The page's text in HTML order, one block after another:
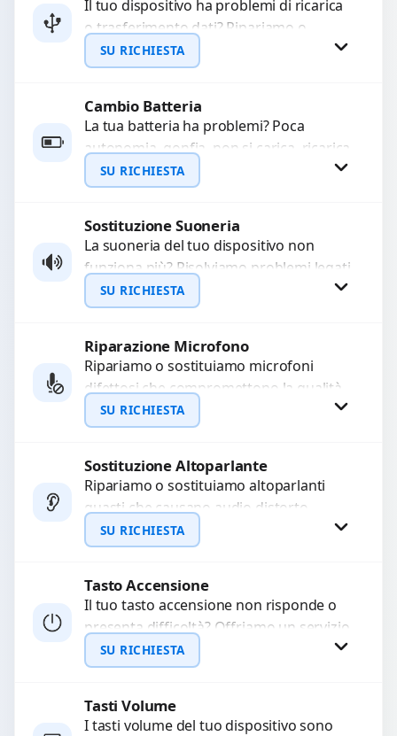
WhatsApp
Il tuo dispositivo ha problemi di ricarica
o trasferimento dati? Ripariamo o
sostituiamo connettori di ricarica guasti,
rotti, allentati, danneggiati,...
SU RICHIESTA
Richiedi Preventivo
WhatsApp
Cambio Batteria
La tua batteria ha problemi? Poca
autonomia, gonfia, non si carica, ricarica
lenta o cicli di ricarica esauriti?
Sostituiamo la...
SU RICHIESTA
Richiedi Preventivo
WhatsApp
Sostituzione Suoneria
La suoneria del tuo dispositivo non
funziona più? Risolviamo problemi legati
a moduli audio difettosi con interventi
precisi e componenti...
SU RICHIESTA
Richiedi Preventivo
WhatsApp
Riparazione Microfono
Ripariamo o sostituiamo microfoni
difettosi che compromettono la qualità
audio delle registrazioni o delle
chiamate. Diagnosi accurata e ricambi
SU RICHIESTA
Richiedi Preventivo
WhatsApp
Sostituzione Altoparlante
Ripariamo o sostituiamo altoparlanti
guasti che causano audio distorto,
basso o assente. Utilizziamo ricambi di
alta qualità garantiti per 3...
SU RICHIESTA
Richiedi Preventivo
WhatsApp
Tasto Accensione
Il tuo tasto accensione non risponde o
presenta difficoltà? Offriamo un servizio
professionale di riparazione o
sostituzione utilizzando componenti di...
SU RICHIESTA
Richiedi Preventivo
Tasti Volume
I tasti volume del tuo dispositivo sono